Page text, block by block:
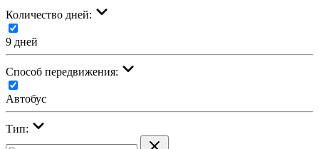
Количество дней:
9 дней
Cпособ передвижения:
Автобус
Тип: